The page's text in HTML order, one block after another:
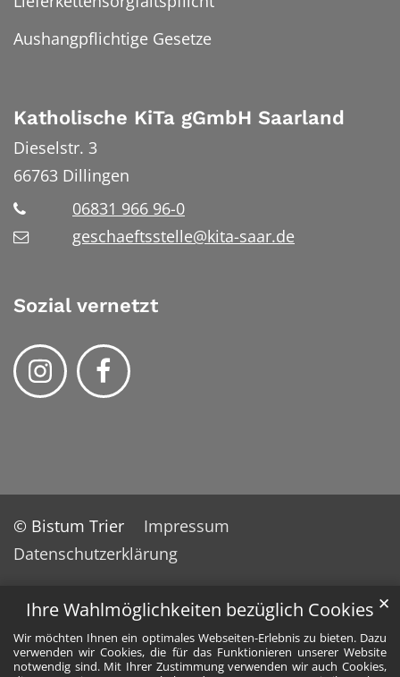
Ihre Wahlmöglichkeiten bezüglich Cookies
Wir möchten Ihnen ein optimales Webseiten-Erlebnis zu bieten. Dazu
verwenden wir Cookies, die für das Funktionieren unserer Website
notwendig sind. Mit Ihrer Zustimmung verwenden wir auch Cookies,
✕
Aushangpflichtige Gesetze
Katholische KiTa gGmbH Saarland
Dieselstr. 3
66763 Dillingen
06831 966 96-0
geschaeftsstelle@kita-saar.de
Sozial vernetzt
© Bistum Trier
Impressum
Datenschutzerklärung